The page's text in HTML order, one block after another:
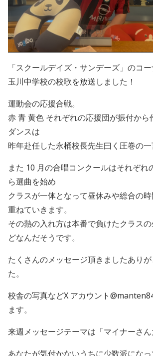
「スクールデイズ・サンデーズ」のコ
玉川中学校の校歌を放送しました！
運動会の応援合戦。
赤 青 黄色 それぞれの応援団が振付から
ダンスは
昨年赴任した永桶校長先生曰く圧巻の一
また 10 月の合唱コンクールはそれぞれ
ら選曲を始め
クラスが一体となって昼休みや総合の
重ねていきます。
その熱の入れ方は本番で負けたクラス
どなんだそうです。
たくさんのメッセージ頂きましたあり
た。
校舎の写真などX アカウント
ます。
来週メッセージテーマは「マイナーさん
あなたが気付かないうちに少数派になっ